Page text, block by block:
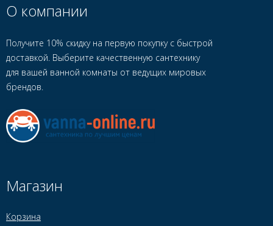
О компании
Получите 10% скидку на первую покупку с быстрой
доставкой. Выберите качественную сантехнику
для вашей ванной комнаты от ведущих мировых
брендов.
Магазин
Корзина